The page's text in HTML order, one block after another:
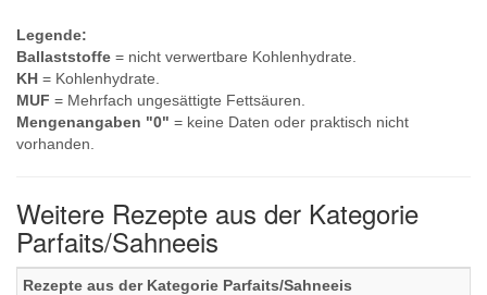
Legende:
Ballaststoffe = nicht verwertbare Kohlenhydrate.
KH = Kohlenhydrate.
MUF = Mehrfach ungesättigte Fettsäuren.
Mengenangaben "0" = keine Daten oder praktisch nicht
vorhanden.
Weitere Rezepte aus der Kategorie
Parfaits/Sahneeis
Rezepte aus der Kategorie Parfaits/Sahneeis